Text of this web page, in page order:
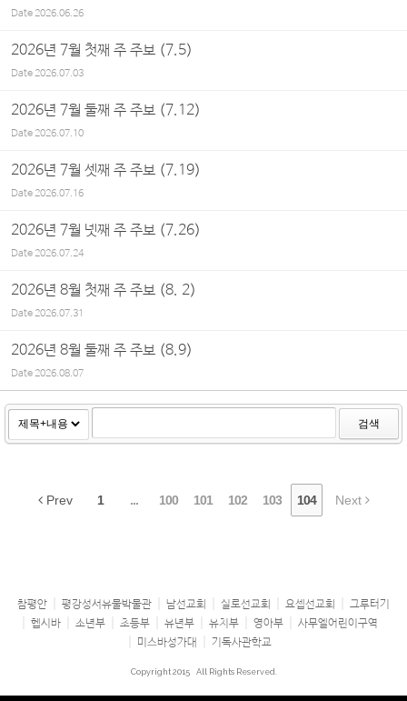
Date2026.06.26
2026년 7월 첫째 주 주보 (7.5)
Date2026.07.03
2026년 7월 둘째 주 주보 (7.12)
Date2026.07.10
2026년 7월 셋째 주 주보 (7.19)
Date2026.07.16
2026년 7월 넷째 주 주보 (7.26)
Date2026.07.24
2026년 8월 첫째 주 주보 (8. 2)
Date2026.07.31
2026년 8월 둘째 주 주보 (8.9)
Date2026.08.07
검색
Prev 1 ... 100 101 102 103 104 Next
참평안 평강성서유물박물관 남선교회 실로선교회 요셉선교회
그루터기
헵시바
소년부 초등부 유년부 유치부 영아부
사무엘어린이구역
미스바성가대
기독사관학교
Copyright 2015 All Rights Reserved.